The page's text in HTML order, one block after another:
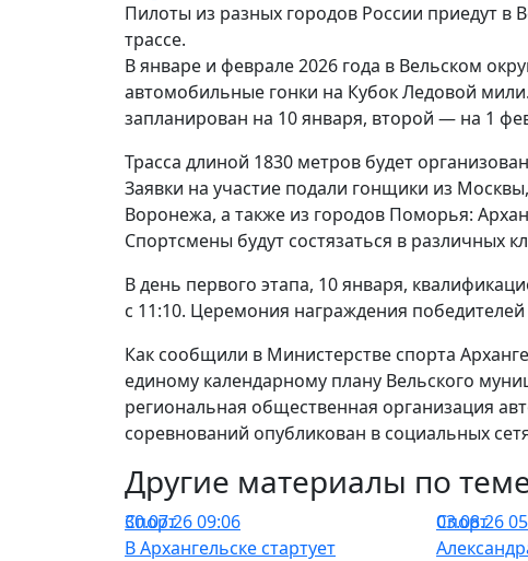
Пилоты из разных городов России приедут в
трассе.
В январе и феврале 2026 года в Вельском
автомобильные гонки на Кубок Ледовой
запланирован на 10 января, второй — на 1
Трасса длиной 1830 метров будет
Заявки на участие подали гонщики из
Воронежа, а также из городов Поморья:
Спортсмены будут состязаться в различных
В день первого этапа, 10 января,
с 11:10. Церемония награждения
Как сообщили в Министерстве спорта
единому календарному плану Вельского
региональная общественная организация
соревнований опубликован в социальных
Другие материалы по
Спорт
30.07.26 09:06
В Архангельске стартует
Спорт
03.08.26